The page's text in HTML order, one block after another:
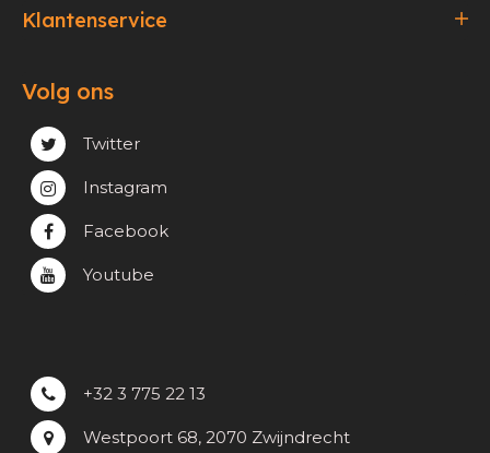
Klantenservice
Verzending & Afhaling
Privacy & cookie beleid
Volg ons
Twitter
Instagram
Facebook
Youtube
+32 3 775 22 13
Westpoort 68, 2070 Zwijndrecht